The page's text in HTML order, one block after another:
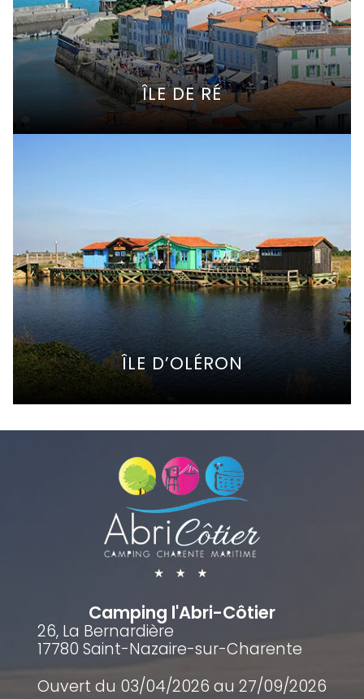
ÎLE DE RÉ
ÎLE D’OLÉRON
Camping l'Abri-Côtier
26, La Bernardière
17780 Saint-Nazaire-sur-Charente
Ouvert du 03/04/2026 au 27/09/2026